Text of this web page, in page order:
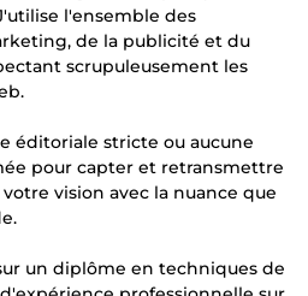
l'ensemble des
de la publicité et du
scrupuleusement les
éditoriale stricte ou aucune
pour capter et retransmettre
vision avec la nuance que
un diplôme en techniques de